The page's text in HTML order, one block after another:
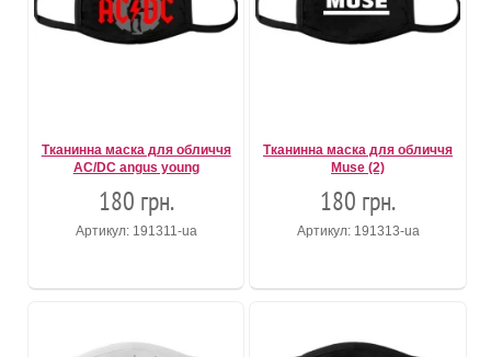
Тканинна маска для обличчя
AC/DC angus young
180 грн.
Артикул: 191311-ua
Тканинна маска для обличчя
Muse (2)
180 грн.
Артикул: 191313-ua